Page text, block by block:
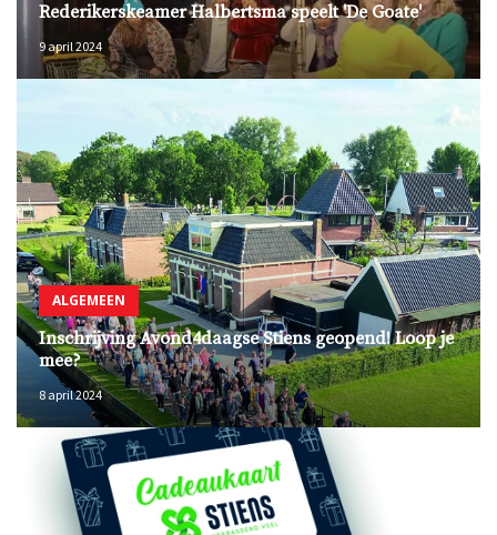
Rederikerskeamer Halbertsma speelt 'De Goate'
9 april 2024
ALGEMEEN
Inschrijving Avond4daagse Stiens geopend! Loop je
mee?
8 april 2024